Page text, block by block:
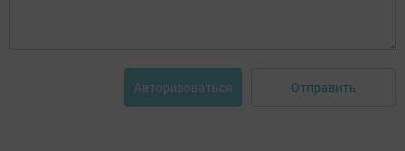
Авторизоваться Отправить